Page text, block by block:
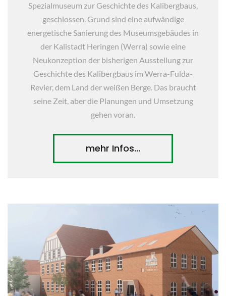
Spezialmuseum zur Geschichte des Kalibergbaus,
geschlossen. Grund sind eine aufwändige
energetische Sanierung des Museumsgebäudes in
der Kalistadt Heringen (Werra) sowie eine
Neukonzeption der bisherigen Ausstellung zur
Geschichte des Kalibergbaus im Werra-Fulda-
Revier, dem Land der weißen Berge. Das braucht
seine Zeit, aber die Planungen und Umsetzung
gehen voran.
mehr Infos...